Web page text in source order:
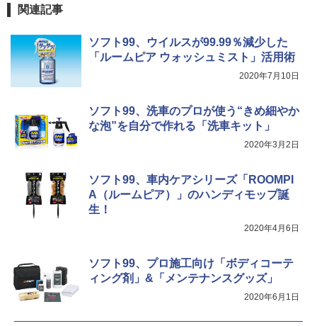
関連記事
ソフト99、ウイルスが99.99％減少した
「ルームピア ウォッシュミスト」活用術
2020年7月10日
ソフト99、洗車のプロが使う“きめ細やか
な泡”を自分で作れる「洗車キット」
2020年3月2日
ソフト99、車内ケアシリーズ「ROOMPI
A（ルームピア）」のハンディモップ誕
生！
2020年4月6日
ソフト99、プロ施工向け「ボディコーテ
ィング剤」&「メンテナンスグッズ」
2020年6月1日